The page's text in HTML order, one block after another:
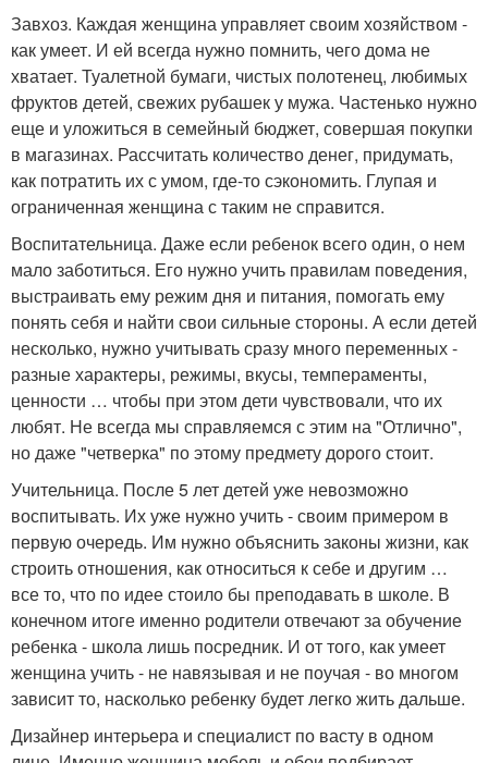
Завхоз. Каждая женщина управляет своим хозяйством -
как умеет. И ей всегда нужно помнить, чего дома не
хватает. Туалетной бумаги, чистых полотенец, любимых
фруктов детей, свежих рубашек у мужа. Частенько нужно
еще и уложиться в семейный бюджет, совершая покупки
в магазинах. Рассчитать количество денег, придумать,
как потратить их с умом, где-то сэкономить. Глупая и
ограниченная женщина с таким не справится.
Воспитательница. Даже если ребенок всего один, о нем
мало заботиться. Его нужно учить правилам поведения,
выстраивать ему режим дня и питания, помогать ему
понять себя и найти свои сильные стороны. А если детей
несколько, нужно учитывать сразу много переменных -
разные характеры, режимы, вкусы, темпераменты,
ценности … чтобы при этом дети чувствовали, что их
любят. Не всегда мы справляемся с этим на "Отлично",
но даже "четверка" по этому предмету дорого стоит.
Учительница. После 5 лет детей уже невозможно
воспитывать. Их уже нужно учить - своим примером в
первую очередь. Им нужно объяснить законы жизни, как
строить отношения, как относиться к себе и другим …
все то, что по идее стоило бы преподавать в школе. В
конечном итоге именно родители отвечают за обучение
ребенка - школа лишь посредник. И от того, как умеет
женщина учить - не навязывая и не поучая - во многом
зависит то, насколько ребенку будет легко жить дальше.
Дизайнер интерьера и специалист по васту в одном